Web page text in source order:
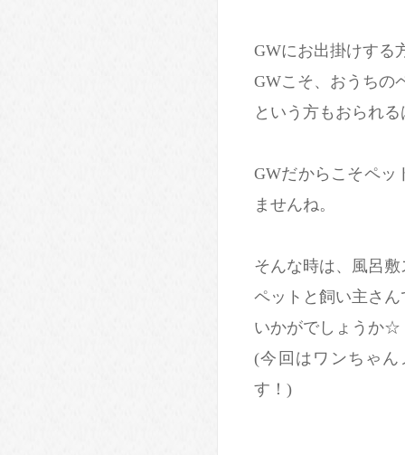
GWにお出掛けする
GWこそ、おうちの
という方もおられ
GWだからこそペッ
ませんね。
そんな時は、風呂
ペットと飼い主さ
いかがでしょうか☆
(今回はワンちゃ
す！)